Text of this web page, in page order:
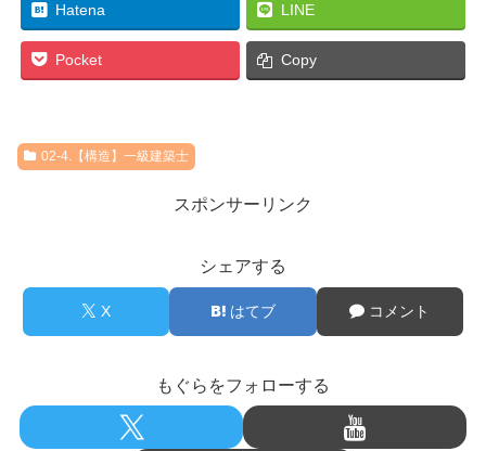
Hatena LINE
Pocket Copy
02-4.【構造】一級建築士
スポンサーリンク
シェアする
X はてブ コメント
もぐらをフォローする